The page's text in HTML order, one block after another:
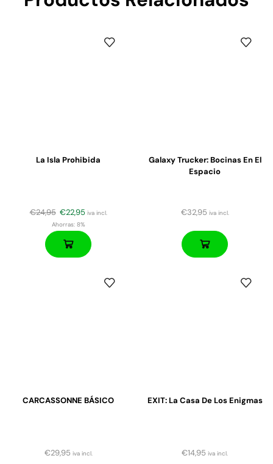
La Isla Prohibida
€24,95 €22,95 iva incl.
Ahorras:8%
Galaxy Trucker: Bocinas En El
Espacio
€32,95 iva incl.
CARCASSONNE BÁSICO
€29,95 iva incl.
EXIT: La Casa De Los Enigmas
€14,95 iva incl.